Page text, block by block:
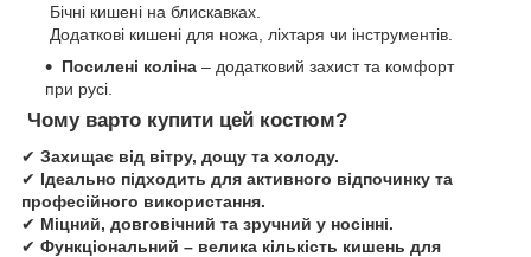
Бічні кишені на блискавках.
Додаткові кишені для ножа, ліхтаря чи інструментів.
Посилені коліна – додатковий захист та комфорт
при русі.
Чому варто купити цей костюм?
✔ Захищає від вітру, дощу та холоду.
✔ Ідеально підходить для активного відпочинку та
професійного використання.
✔ Міцний, довговічний та зручний у носінні.
✔ Функціональний – велика кількість кишень для